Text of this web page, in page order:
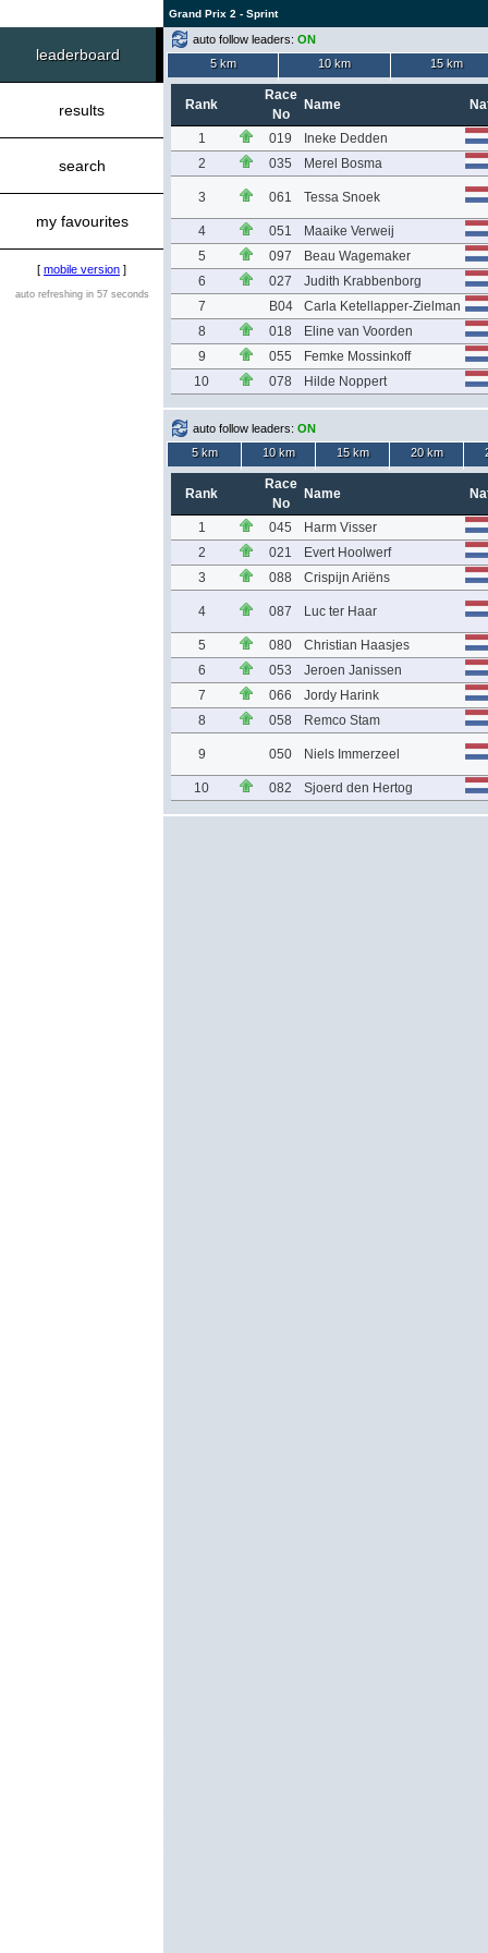
Grand Prix 2 - Sprint
leaderboard
results
search
my favourites
[ mobile version ]
auto refreshing in 57 seconds
auto follow leaders: ON
5 km
10 km 15 km
Rank
Race
No
Name
1 019
Ineke Dedden
2
035 Merel Bosma
3 061 Tessa Snoek
4 051
Maaike Verweij
5
097
Beau Wagemaker
6
027
Judith Krabbenborg
7
B04
Carla Ketellapper-Zielman
8
018
Eline van Voorden
9
055
Femke Mossinkoff
10
078 Hilde Noppert
auto follow leaders: ON
5 km
10 km 15 km 20 km
Rank
Race
No
Name
1 045
Harm Visser
2
021
Evert Hoolwerf
3
088 Crispijn Ariëns
4 087 Luc ter Haar
5 080
Christian Haasjes
6
053
Jeroen Janissen
7
066
Jordy Harink
8
058 Remco Stam
9 050 Niels Immerzeel
10 082 Sjoerd den Hertog